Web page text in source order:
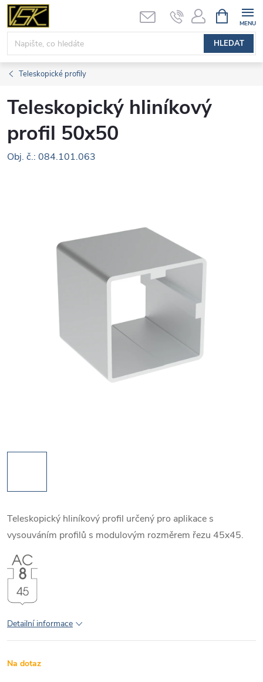
Přejít
obsah
HLEDAT
NÁKUPNÍ
KOŠÍK
Teleskopické profily
Teleskopický hliníkový
profil 50x50
Obj. č.: 084.101.063
Teleskopický hliníkový profil určený pro aplikace s
vysouváním profilů s modulovým rozměrem řezu 45x45.
Detailní informace
Na dotaz